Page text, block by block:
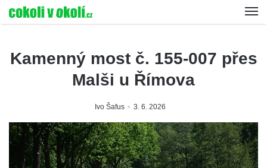
Kamenný most č. 155-007 přes
Malši u Římova
Ivo Šafus 3. 6. 2026